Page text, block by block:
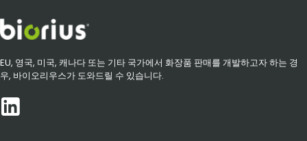
EU, 영국, 미국, 캐나다 또는 기타 국가에서 화장품 판매를 개발하고자 하는 경
우, 바이오리우스가 도와드릴 수 있습니다.